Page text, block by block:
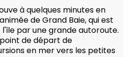
à quelques minutes en
de Grand Baie, qui est
par une grande autoroute.
de départ de
en mer vers les petites